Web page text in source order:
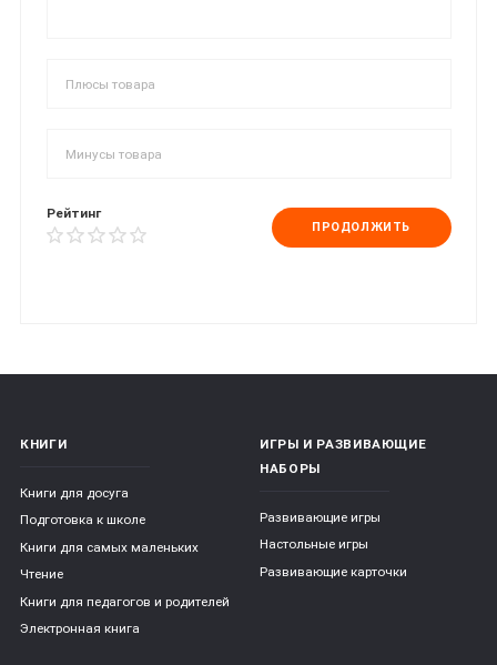
Рейтинг
ПРОДОЛЖИТЬ
КНИГИ
Книги для досуга
Подготовка к школе
Книги для самых маленьких
Чтение
Книги для педагогов и родителей
Электронная книга
ИГРЫ И РАЗВИВАЮЩИЕ
НАБОРЫ
Развивающие игры
Настольные игры
Развивающие карточки